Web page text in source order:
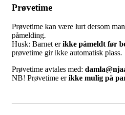
Prøvetime
Prøvetime kan være lurt dersom
påmelding.
Husk: Barnet erikke påmeldt før
prøvetime gir ikke automatisk plass.
Prøvetime avtales med:
NB! Prøvetime erikke mulig på